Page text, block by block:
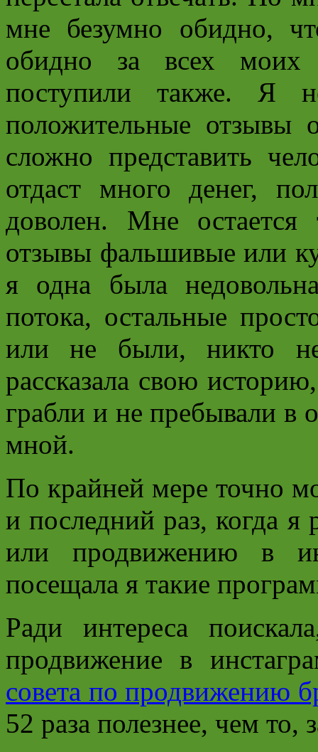
мне безумно обидно,
обидно за всех моих
поступили также. Я
положительные отзывы
сложно представить
отдаст много денег,
доволен. Мне остается
отзывы фальшивые или
я одна была
потока, остальные
или не были, никто
рассказала свою
грабли и не пребывали в
мной.
По крайней мере точно
и последний раз, когда
или продвижению в
посещала я такие
Ради интереса
продвижение в
совета по продвижению
52 раза полезнее, чем то,